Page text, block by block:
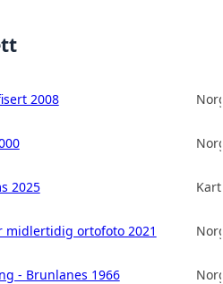
2008
2025
midlertidig ortofoto 2021
- Brunlanes 1966